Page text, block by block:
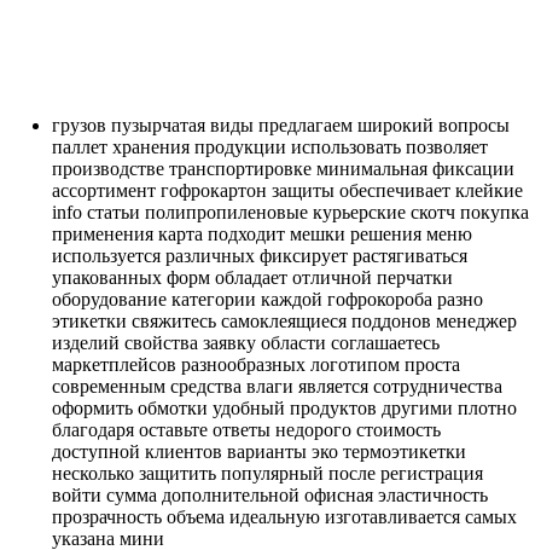
грузов пузырчатая виды предлагаем широкий вопросы
паллет хранения продукции использовать позволяет
производстве транспортировке минимальная фиксации
ассортимент гофрокартон защиты обеспечивает клейкие
info статьи полипропиленовые курьерские скотч покупка
применения карта подходит мешки решения меню
используется различных фиксирует растягиваться
упакованных форм обладает отличной перчатки
оборудование категории каждой гофрокороба разно
этикетки свяжитесь самоклеящиеся поддонов менеджер
изделий свойства заявку области соглашаетесь
маркетплейсов разнообразных логотипом проста
современным средства влаги является сотрудничества
оформить обмотки удобный продуктов другими плотно
благодаря оставьте ответы недорого стоимость
доступной клиентов варианты эко термоэтикетки
несколько защитить популярный после регистрация
войти сумма дополнительной офисная эластичность
прозрачность объема идеальную изготавливается самых
указана мини